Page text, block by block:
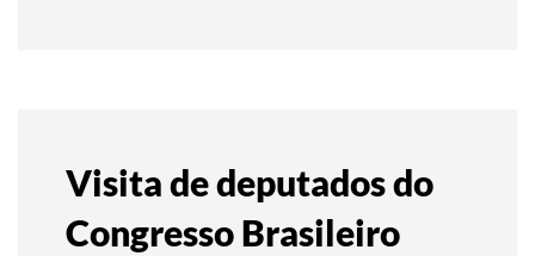
Visita de deputados do
Congresso Brasileiro